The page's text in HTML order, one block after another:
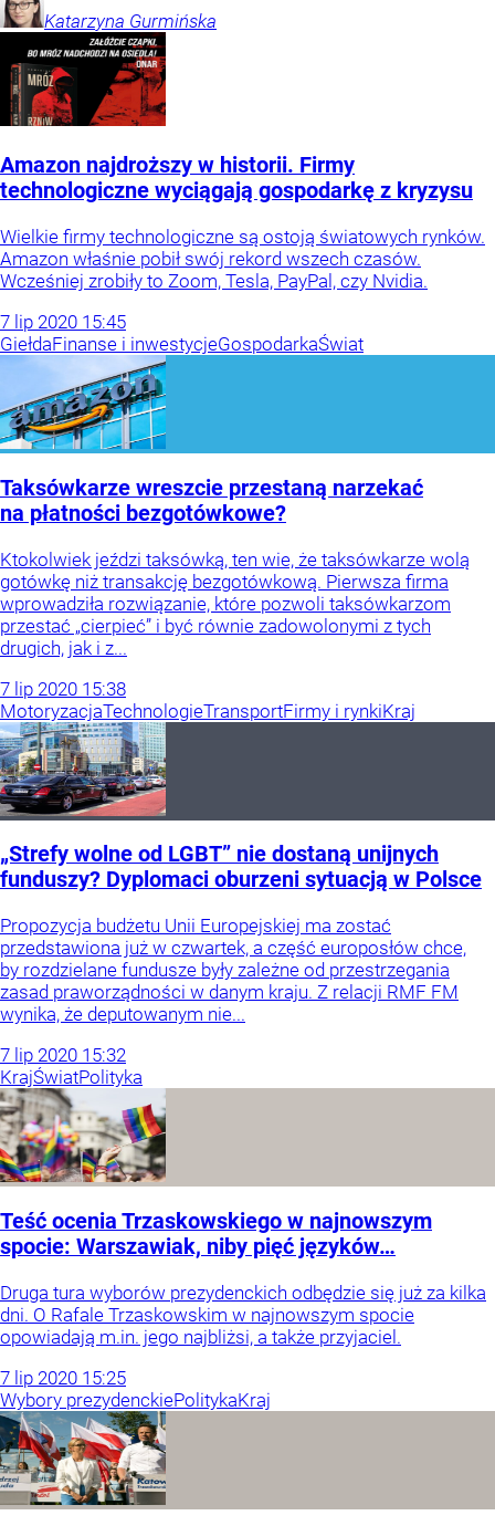
Katarzyna Gurmińska
Amazon najdroższy w historii. Firmy
technologiczne wyciągają gospodarkę z kryzysu
Wielkie firmy technologiczne są ostoją światowych rynków.
Amazon właśnie pobił swój rekord wszech czasów.
Wcześniej zrobiły to Zoom, Tesla, PayPal, czy Nvidia.
7 lip 2020 15:45
GiełdaFinanse i inwestycjeGospodarkaŚwiat
Taksówkarze wreszcie przestaną narzekać
na płatności bezgotówkowe?
Ktokolwiek jeździ taksówką, ten wie, że taksówkarze wolą
gotówkę niż transakcję bezgotówkową. Pierwsza firma
wprowadziła rozwiązanie, które pozwoli taksówkarzom
przestać „cierpieć” i być równie zadowolonymi z tych
drugich, jak i z...
7 lip 2020 15:38
MotoryzacjaTechnologieTransportFirmy i rynkiKraj
„Strefy wolne od LGBT” nie dostaną unijnych
funduszy? Dyplomaci oburzeni sytuacją w Polsce
Propozycja budżetu Unii Europejskiej ma zostać
przedstawiona już w czwartek, a część europosłów chce,
by rozdzielane fundusze były zależne od przestrzegania
zasad praworządności w danym kraju. Z relacji RMF FM
wynika, że deputowanym nie...
7 lip 2020 15:32
KrajŚwiatPolityka
Teść ocenia Trzaskowskiego w najnowszym
spocie: Warszawiak, niby pięć języków…
Druga tura wyborów prezydenckich odbędzie się już za kilka
dni. O Rafale Trzaskowskim w najnowszym spocie
opowiadają m.in. jego najbliżsi, a także przyjaciel.
7 lip 2020 15:25
Wybory prezydenckiePolitykaKraj